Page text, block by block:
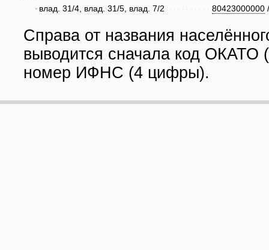
80423000000
влад. 31/4, влад. 31/5, влад. 7/2
Справа от названия
выводится сначала код ОКАТО
номер ИФНС (4 цифры).